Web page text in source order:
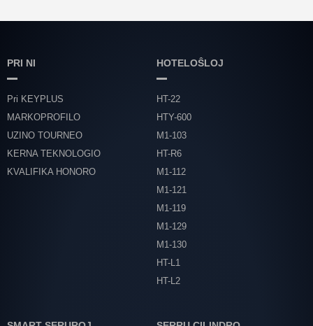
PRI NI
Pri KEYPLUS
MARKOPROFILO
UZINO TOURNEO
KERNA TEKNOLOGIO
KVALIFIKA HONORO
HOTELOŜLOJ
HT-22
HTY-600
M1-103
HT-R6
M1-112
M1-121
M1-119
M1-129
M1-130
HT-L1
HT-L2